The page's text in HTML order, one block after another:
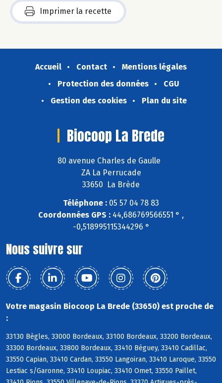
Imprimer la recette
Accueil Contact
Mentions légales
Protection des données
CGU
Gestion des cookies
Plan du site
Biocoop La Brede
80 avenue Charles de Gaulle
ZA La Perrucade
33650 La Brède
Téléphone : 05 57 04 78 83
Coordonnées GPS : 44,686769566551 ° ,
-0,518995115344296 °
Nous suivre sur
Votre magasin Biocoop La Brede (33650) est proche de
:
33130 Bègles, 33000 Bordeaux, 33100 Bordeaux, 33200 Bordeaux,
33300 Bordeaux, 33800 Bordeaux, 33410 Béguey, 33410 Cadillac,
33550 Capian, 33410 Cardan, 33550 Langoiran, 33410 Laroque, 33550
Lestiac s/Garonne, 33410 Loupiac, 33410 Omet, 33550 Paillet,